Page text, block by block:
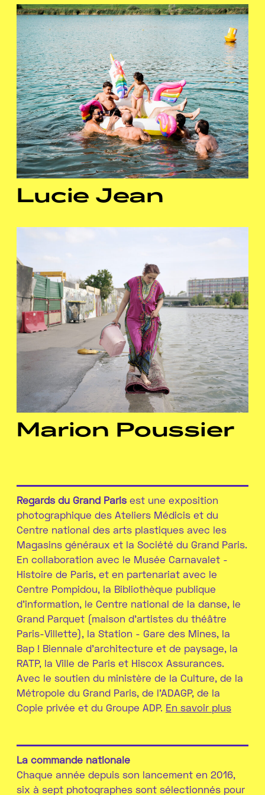
Lucie Jean
Marion Poussier
Regards du Grand Paris est une exposition
photographique des Ateliers Médicis et du
Centre national des arts plastiques avec les
Magasins généraux et la Société du Grand Paris.
En collaboration avec le Musée Carnavalet -
Histoire de Paris, et en partenariat avec le
Centre Pompidou, la Bibliothèque publique
d’information, le Centre national de la danse, le
Grand Parquet (maison d’artistes du théâtre
Paris-Villette), la Station - Gare des Mines, la
Bap ! Biennale d’architecture et de paysage, la
RATP, la Ville de Paris et Hiscox Assurances.
Avec le soutien du ministère de la Culture, de la
Métropole du Grand Paris, de l’ADAGP, de la
Copie privée et du Groupe ADP. En savoir plus
La commande nationale
Chaque année depuis son lancement en 2016,
six à sept photographes sont sélectionnés pour